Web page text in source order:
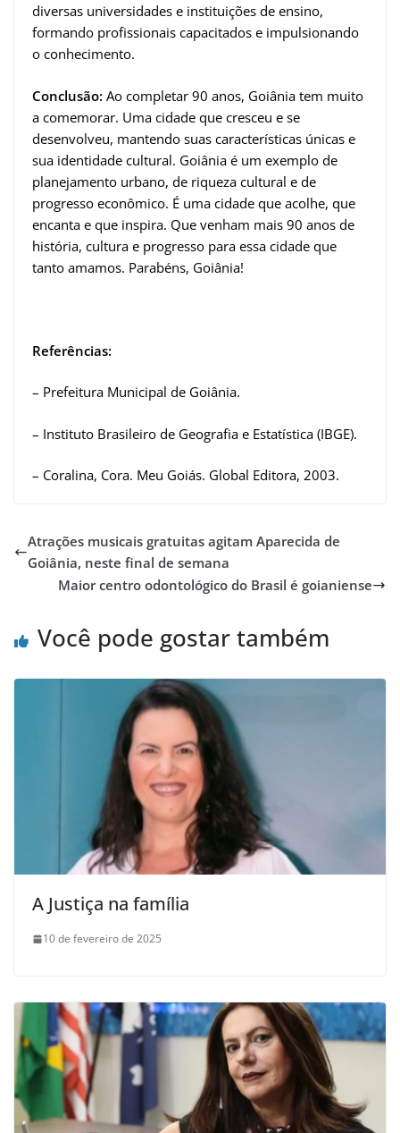
diversas universidades e instituições de ensino,
formando profissionais capacitados e impulsionando
o conhecimento.
Conclusão: Ao completar 90 anos, Goiânia tem muito
a comemorar. Uma cidade que cresceu e se
desenvolveu, mantendo suas características únicas e
sua identidade cultural. Goiânia é um exemplo de
planejamento urbano, de riqueza cultural e de
progresso econômico. É uma cidade que acolhe, que
encanta e que inspira. Que venham mais 90 anos de
história, cultura e progresso para essa cidade que
tanto amamos. Parabéns, Goiânia!
Referências:
– Prefeitura Municipal de Goiânia.
– Instituto Brasileiro de Geografia e Estatística (IBGE).
– Coralina, Cora. Meu Goiás. Global Editora, 2003.
Atrações musicais gratuitas agitam Aparecida de
Goiânia, neste final de semana
Maior centro odontológico do Brasil é goianiense
Você pode gostar também
A Justiça na família
10 de fevereiro de 2025